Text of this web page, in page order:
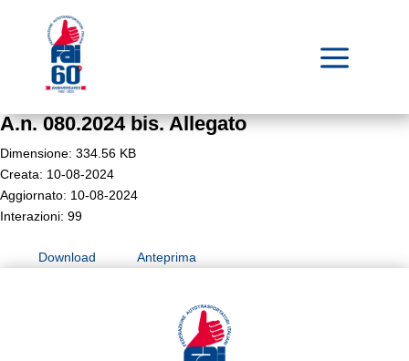
a
A.n. 080.2024 bis. Allegato
Dimensione: 334.56 KB
Creata: 10-08-2024
Aggiornato: 10-08-2024
Interazioni: 99
Download Anteprima